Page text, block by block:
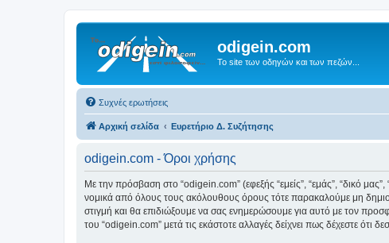
odigein.com
Το site των οδηγών και των πεζών...
Συχνές ερωτήσεις
Αρχική σελίδα Ευρετήριο Δ. Συζήτησης
odigein.com - Όροι χρήσης
Με την πρόσβαση στο “odigein.com” (εφεξής “εμείς”, “εμάς”, “δικό
νομικά από όλους τους ακόλουθους όρους τότε παρακαλούμε μη
στιγμή και θα επιδιώξουμε να σας ενημερώσουμε για αυτό με τον
του “odigein.com” μετά τις εκάστοτε αλλαγές δείχνει πως δέχεστε